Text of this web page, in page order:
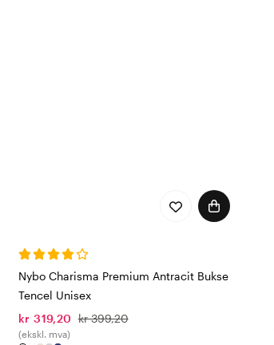
Nybo Charisma Premium Antracit Bukse
Tencel Unisex
kr 319,20 kr 399,20
(ekskl. mva)